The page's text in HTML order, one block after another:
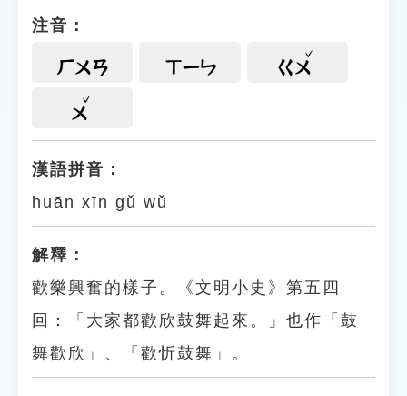
注音：
ㄏㄨㄢ ㄒㄧㄣ ㄍㄨ
ㄨ
漢語拼音：
huān xīn gǔ wǔ
解釋：
歡樂興奮的樣子。《文明小史》第五四
回：「大家都歡欣鼓舞起來。」也作「鼓
舞歡欣」、「歡忻鼓舞」。